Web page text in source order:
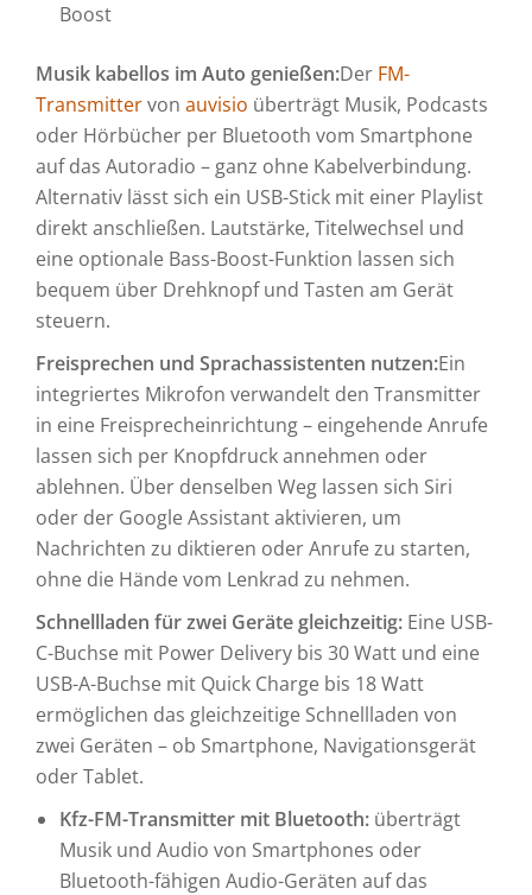
Boost
Musik kabellos im Auto genießen:Der FM-
Transmittervon auvisio überträgt Musik, Podcasts
oder Hörbücher per Bluetooth vom Smartphone
auf das Autoradio – ganz ohne Kabelverbindung.
Alternativ lässt sich ein USB-Stick mit einer Playlist
direkt anschließen. Lautstärke, Titelwechsel und
eine optionale Bass-Boost-Funktion lassen sich
bequem über Drehknopf und Tasten am Gerät
steuern.
Freisprechen und Sprachassistenten nutzen:Ein
integriertes Mikrofon verwandelt den Transmitter
in eine Freisprecheinrichtung – eingehende Anrufe
lassen sich per Knopfdruck annehmen oder
ablehnen. Über denselben Weg lassen sich Siri
oder der Google Assistant aktivieren, um
Nachrichten zu diktieren oder Anrufe zu starten,
ohne die Hände vom Lenkrad zu nehmen.
Schnellladen für zwei Geräte gleichzeitig: Eine USB-
C-Buchse mit Power Delivery bis 30 Watt und eine
USB-A-Buchse mit Quick Charge bis 18 Watt
ermöglichen das gleichzeitige Schnellladen von
zwei Geräten – ob Smartphone, Navigationsgerät
oder Tablet.
Kfz-FM-Transmitter mit Bluetooth: überträgt
Musik und Audio von Smartphones oder
Bluetooth-fähigen Audio-Geräten auf das